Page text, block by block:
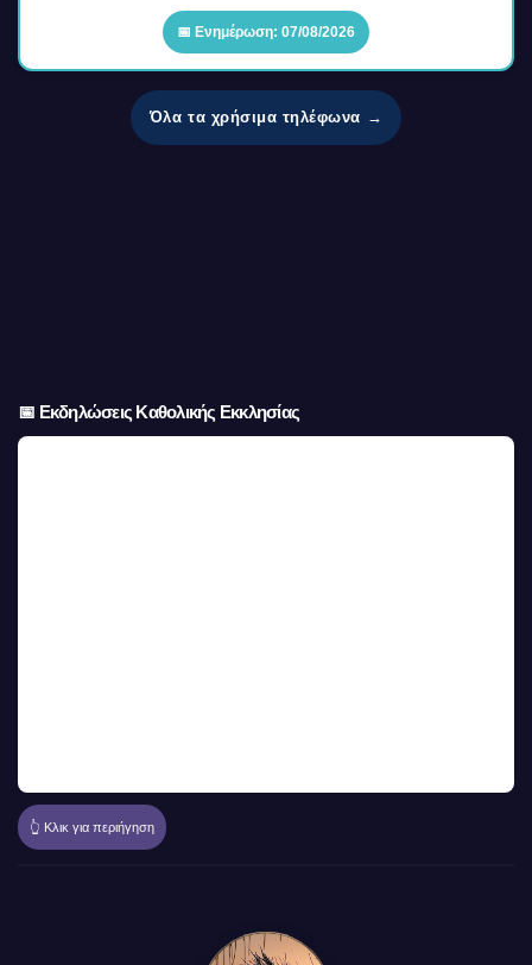
📅 Ενημέρωση: 07/08/2026
Όλα τα χρήσιμα τηλέφωνα →
📅 Εκδηλώσεις Καθολικής Εκκλησίας
👆 Κλικ για περιήγηση